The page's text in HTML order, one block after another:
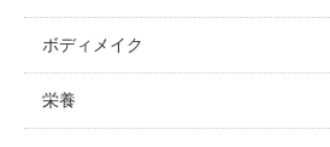
ボディメイク
栄養